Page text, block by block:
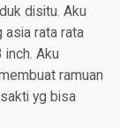
disitu. Aku
asia rata rata
inch. Aku
ramuan
yg bisa